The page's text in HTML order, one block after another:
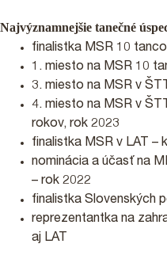
Najvýznamnejšie tanečné
finalistka MSR 10
1. miesto na MSR 10
3. miesto na MSR v
4. miesto na MSR v
rokov, rok 2023
finalistka MSR v LAT –
nominácia a účasť na
– rok 2022
finalistka Slovenských
reprezentantka na
aj LAT